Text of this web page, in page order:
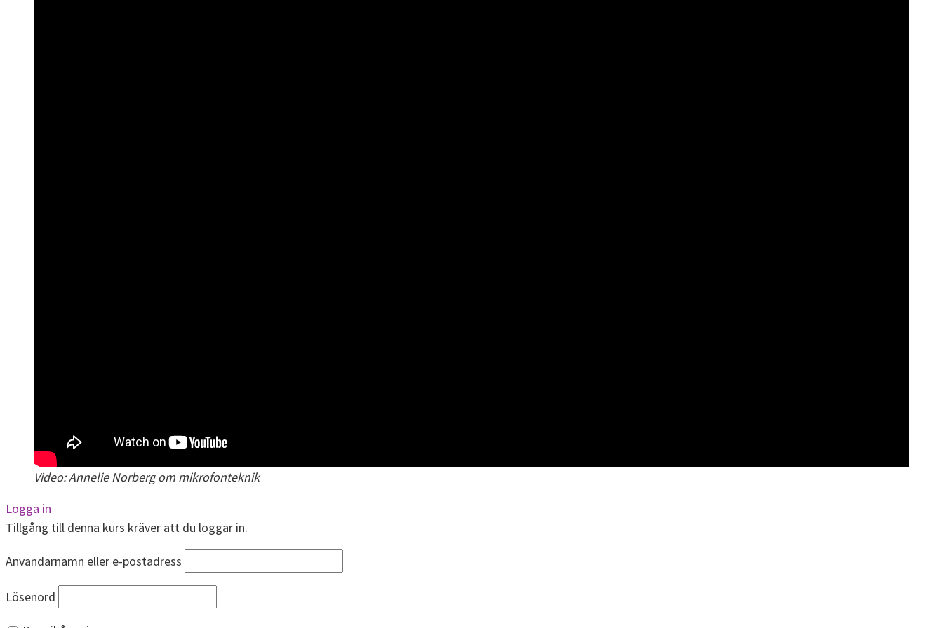
Video: Annelie Norberg om mikrofonteknik
Logga in
Tillgång till denna kurs kräver att du loggar in.
Användarnamn eller e-postadress
Lösenord